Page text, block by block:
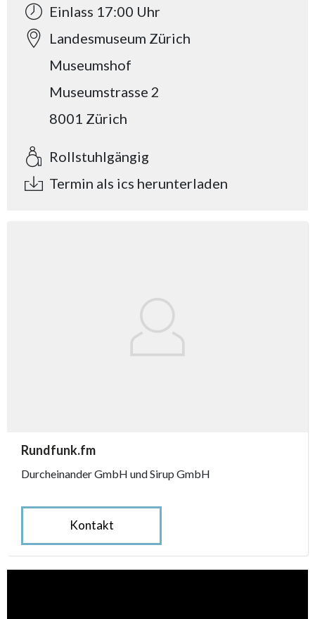
Einlass 17:00 Uhr
Landesmuseum Zürich
Museumshof
Museumstrasse 2
8001 Zürich
Rollstuhlgängig
Termin als ics herunterladen
accessibility.sr-only.person_card_info
Rundfunk.fm
Durcheinander GmbH und Sirup GmbH
Kontakt